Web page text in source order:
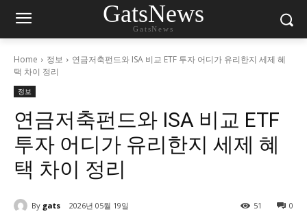
GatsNews
GatsNews
Home 정보
연금저축펀드와 ISA 비교 ETF 투자 어디가 유리한지 세제 혜
택 차이 정리
정보
연금저축펀드와 ISA 비교 ETF
투자 어디가 유리한지 세제 혜
택 차이 정리
By gats 2026년 05월 19일 0
51